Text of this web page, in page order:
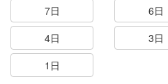
7日
6日
4日
3日
1日